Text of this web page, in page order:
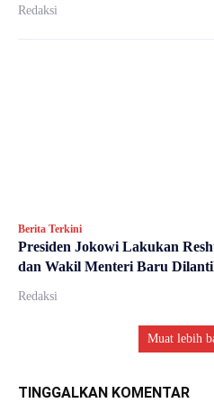
Redaksi
Berita Terkini
Presiden Jokowi Lakukan
dan Wakil Menteri Baru
Redaksi
Muat lebih
TINGGALKAN KOMENTAR